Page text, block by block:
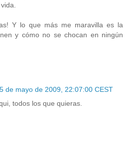
Y lo que más me maravilla es la
y cómo no se chocan en ningún
de mayo de 2009, 22:07:00 CEST
todos los que quieras.